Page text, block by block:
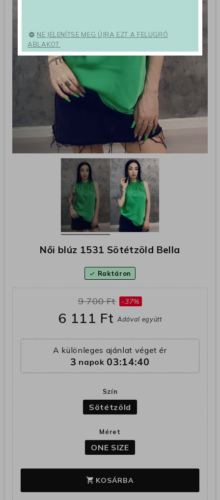
Női blúz 1531 Sötétzöld Bella
check Raktáron
9 700 Ft -37%
6 111 FtAdóval együtt
A különleges ajánlat véget ér
3 napok 03:14:40
Szín
Sötétzöld
Méret
ONE SIZE
shopping_cart KOSÁRBA
NE JELENÍTSE MEG ÚJRA EZT A FELUGRÓ
ABLAKOT.